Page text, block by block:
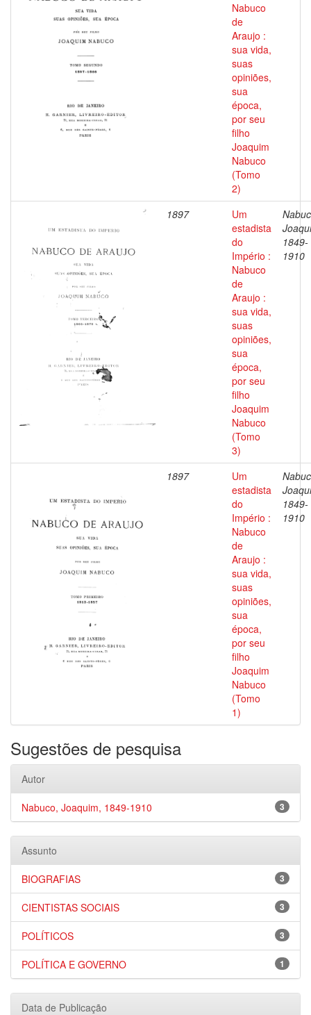
Nabuco
de
Araujo :
sua vida,
suas
opiniões,
sua
época,
por seu
filho
Joaquim
Nabuco
(Tomo
2)
1897
Um
estadista
do
Império :
Nabuco
de
Araujo :
sua vida,
suas
opiniões,
sua
época,
por seu
filho
Joaquim
Nabuco
(Tomo
3)
1849-
1910
1897
Um
estadista
do
Império :
Nabuco
de
Araujo :
sua vida,
suas
opiniões,
sua
época,
por seu
filho
Joaquim
Nabuco
(Tomo
1)
1849-
1910
Sugestões de pesquisa
Autor
3
Nabuco, Joaquim, 1849-1910
Assunto
3
BIOGRAFIAS
3
CIENTISTAS SOCIAIS
3
POLÍTICOS
1
POLÍTICA E GOVERNO
Data de Publicação